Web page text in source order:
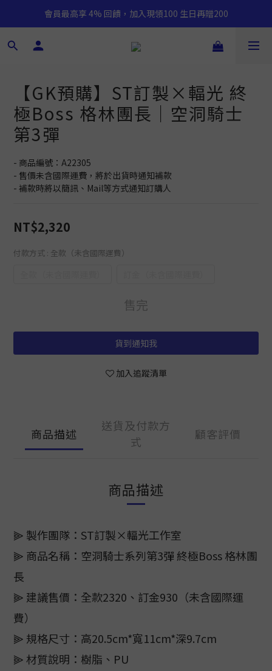
會員最高享 4% 回饋，加入現領100 生日再贈200
【GK預購】ST訂製×輻光 終
極Boss 格林團長｜空洞騎士
第3彈
- 商品編號：A22305
- 售價未含國際運費，將於出貨時通知補款
- 補款時將以簡訊、Mail等方式通知訂購人
NT$2,320
付款方式 : 全款（未含國際運費）
售完
貨到通知我
加入追蹤清單
商品描述
送貨及付款方
式
顧客評價
商品描述
⫸ 製作團隊：ST訂製×輻光工作室
⫸ 商品名稱：空洞騎士系列第3彈 終極Boss 格林團
長
⫸ 建議售價：全款2320、訂金930（未含國際運
費）
⫸ 規格尺寸：高20.5cm*寬11cm*深9.7cm
⫸ 材質說明：樹脂、PU